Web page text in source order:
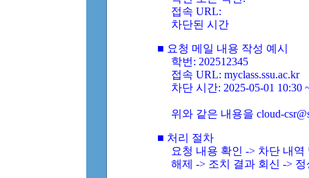
접속 URL:
차단된 시간
■ 요청 메일 내용 작성 예시
학번: 202512345
접속 URL: myclass.ssu.ac.kr
차단 시간: 2025-05-01 10:30
위와 같은 내용을 cloud-
■ 처리 절차
요청 내용 확인 -> 차단 내
해제 -> 조치 결과 회신 ->